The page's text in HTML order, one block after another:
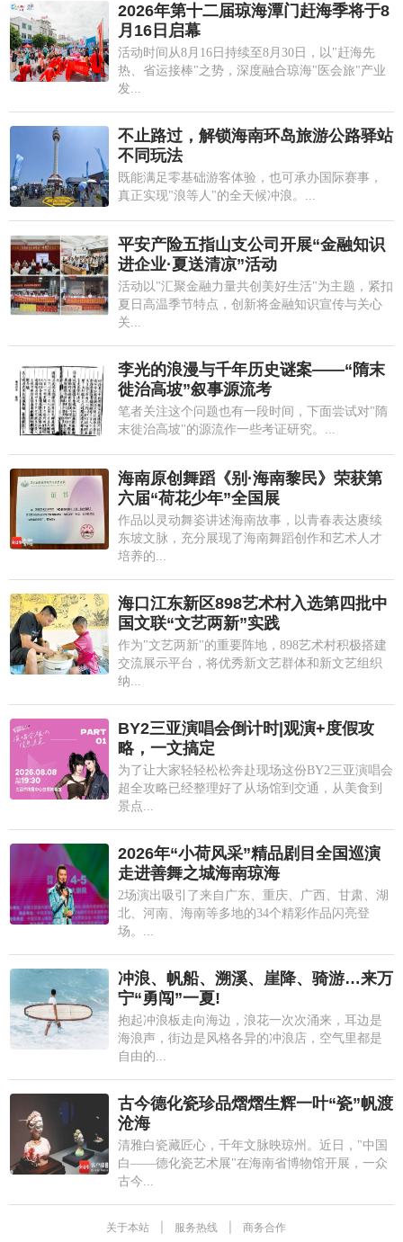
2026年第十二届琼海潭门赶海季将于8
月16日启幕
活动时间从8月16日持续至8月30日，以"赶海先
热、省运接棒"之势，深度融合琼海"医会旅"产业
发...
不止路过，解锁海南环岛旅游公路驿站
不同玩法
既能满足零基础游客体验，也可承办国际赛事，
真正实现"浪等人"的全天候冲浪。...
平安产险五指山支公司开展“金融知识
进企业·夏送清凉”活动
活动以"汇聚金融力量共创美好生活"为主题，紧扣
夏日高温季节特点，创新将金融知识宣传与关心
关...
李光的浪漫与千年历史谜案——“隋末
徙治高坡”叙事源流考
笔者关注这个问题也有一段时间，下面尝试对"隋
末徙治高坡"的源流作一些考证研究。...
海南原创舞蹈《别·海南黎民》荣获第
六届“荷花少年”全国展
作品以灵动舞姿讲述海南故事，以青春表达赓续
东坡文脉，充分展现了海南舞蹈创作和艺术人才
培养的...
海口江东新区898艺术村入选第四批中
国文联“文艺两新”实践
作为"文艺两新"的重要阵地，898艺术村积极搭建
交流展示平台，将优秀新文艺群体和新文艺组织
纳...
BY2三亚演唱会倒计时|观演+度假攻
略，一文搞定
为了让大家轻轻松松奔赴现场这份BY2三亚演唱会
超全攻略已经整理好了从场馆到交通，从美食到
景点...
2026年“小荷风采”精品剧目全国巡演
走进善舞之城海南琼海
2场演出吸引了来自广东、重庆、广西、甘肃、湖
北、河南、海南等多地的34个精彩作品闪亮登
场。...
冲浪、帆船、溯溪、崖降、骑游…来万
宁“勇闯”一夏!
抱起冲浪板走向海边，浪花一次次涌来，耳边是
海浪声，街边是风格各异的冲浪店，空气里都是
自由的...
古今德化瓷珍品熠熠生辉一叶“瓷”帆渡
沧海
清雅白瓷藏匠心，千年文脉映琼州。近日，"中国
白——德化瓷艺术展"在海南省博物馆开展，一众
古今...
关于本站 服务热线
商务合作